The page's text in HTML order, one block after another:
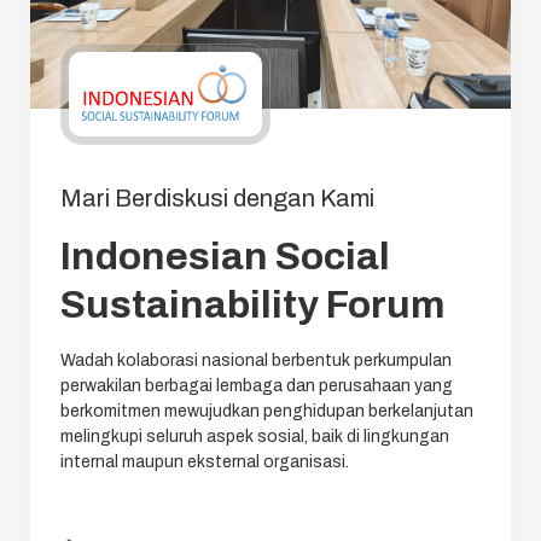
Mari Berdiskusi dengan Kami
Indonesian Social
Sustainability Forum
Wadah kolaborasi nasional berbentuk perkumpulan
perwakilan berbagai lembaga dan perusahaan yang
berkomitmen mewujudkan penghidupan berkelanjutan
melingkupi seluruh aspek sosial, baik di lingkungan
internal maupun eksternal organisasi.